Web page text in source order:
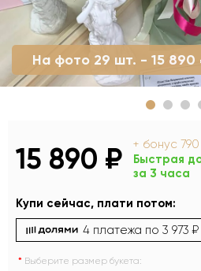
На фото 29 шт. - 15 890
15 890 ₽ + бонус
Быстрая
за 3 часа
Купи сейчас, плати потом:
4 платежа по 3 973 ₽
Выберите размер букета: